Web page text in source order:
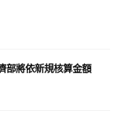
部將依新規核算金額